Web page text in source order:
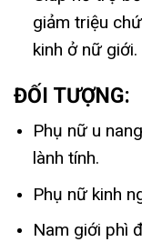
giảm triệu
kinh ở nữ giới.
ĐỐI TƯỢNG:
Phụ nữ u
lành tính.
Phụ nữ kinh
Nam giới phì